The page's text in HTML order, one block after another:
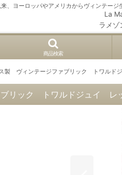
、ヨーロッパやアメリカからヴィンテー
La
ラメゾ
商品検索
製 ヴィンテージファブリック トワルド
リック トワルドジュイ レ